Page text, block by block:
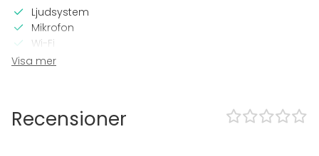
Ljudsystem
Mikrofon
Wi-Fi
Printer
Sena events tillåtna
Högljudd musik OK
Visa mer
Recensioner